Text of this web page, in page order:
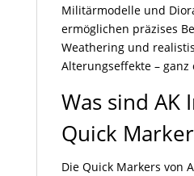
Militärmodelle und
ermöglichen präzises
Weathering und
Alterungseffekte –
Was sind AK
Quick
Die Quick Markers von